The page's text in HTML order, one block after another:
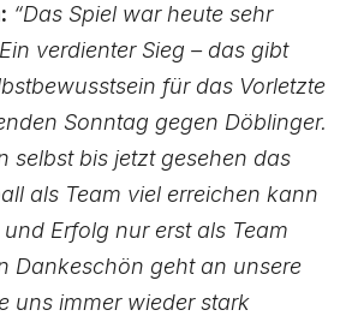
“Das Spiel war heute sehr
verdienter Sieg – das gibt
für das Vorletzte
Sonntag gegen Döblinger.
selbst bis jetzt gesehen das
als Team viel erreichen kann
Erfolg nur erst als Team
Dankeschön geht an unsere
uns immer wieder stark